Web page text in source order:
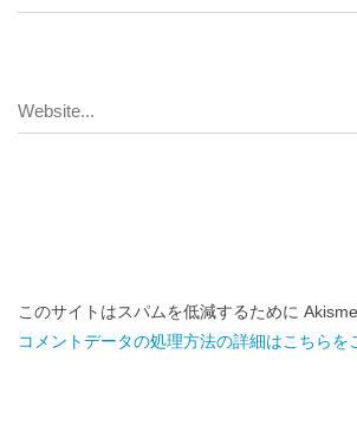
このサイトはスパムを低減するために
コメントデータの処理方法の詳細はこちらを